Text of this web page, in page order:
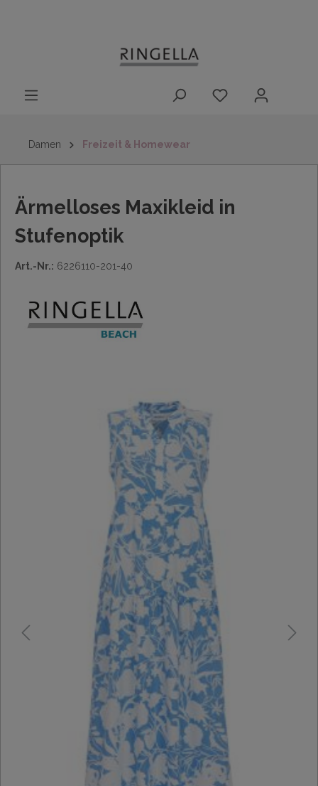
Damen Freizeit & Homewear
Ärmelloses Maxikleid in
Stufenoptik
Art.-Nr.: 6226110-201-40